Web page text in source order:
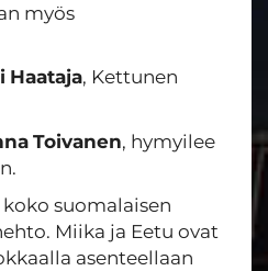
myös
Haataja, Kettunen
Toivanen, hymyilee
suomalaisen
Miika ja Eetu ovat
asenteellaan